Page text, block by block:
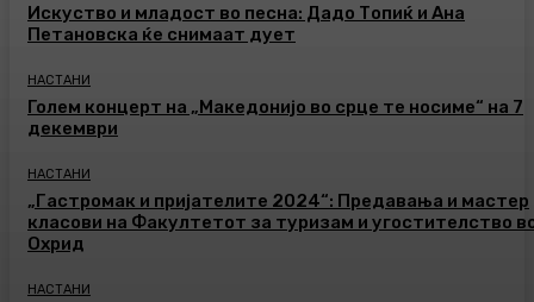
Искуство и младост во песна: Дадо Топиќ и Ана
Петановска ќе снимаат дует
НАСТАНИ
Голем концерт на „Македонијо во срце те носиме“ на 7
декември
НАСТАНИ
„Гастромак и пријателите 2024“: Предавања и мастер
класови на Факултетот за туризам и угостителство
Охрид
НАСТАНИ